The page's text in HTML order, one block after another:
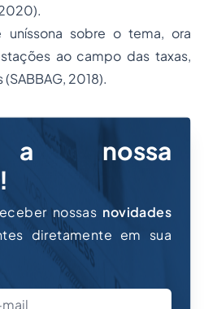
uníssona sobre o tema, ora
ao campo das taxas,
2018).
a nossa
nossas novidades
diretamente em sua